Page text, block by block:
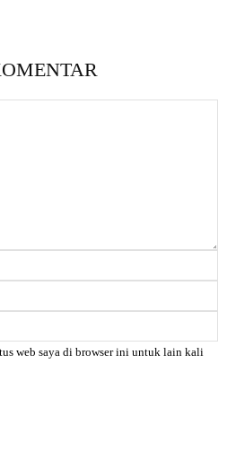
web saya di browser ini untuk lain kali